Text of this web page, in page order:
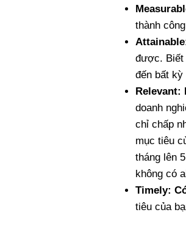
thành
được. Biết
đến bất kỳ
Relevant:
doanh
chỉ chấp
mục tiêu
tháng lên
không có
Timely:
tiêu của